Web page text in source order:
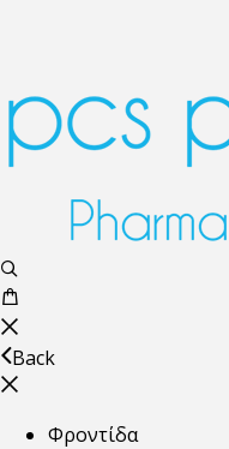
Back
Φροντίδα